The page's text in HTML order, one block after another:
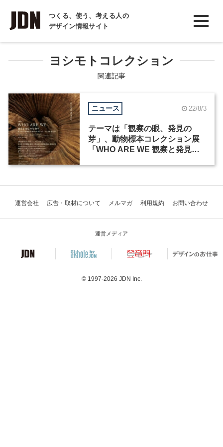
つくる、使う、考える人の
デザイン情報サイト
INTERVIEW
インタビュー
REPORT
COLUMN
コラム
ヨシモトコレクション
関連記事
ニュース 22/8/3
テーマは「観察の眼、発見の
芽」、動物標本コレクション展
「WHO ARE WE 観察と発見の
運営会社 広告・取材について メルマガ 利用規約 お問い合わせ
運営メディア
© 1997-2026 JDN Inc.